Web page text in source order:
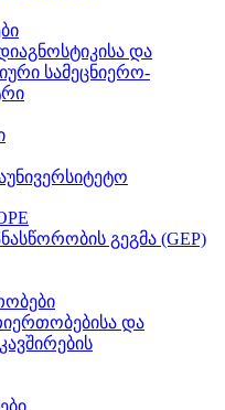
და
სამეცნიერო-
გეგმა (GEP)
და